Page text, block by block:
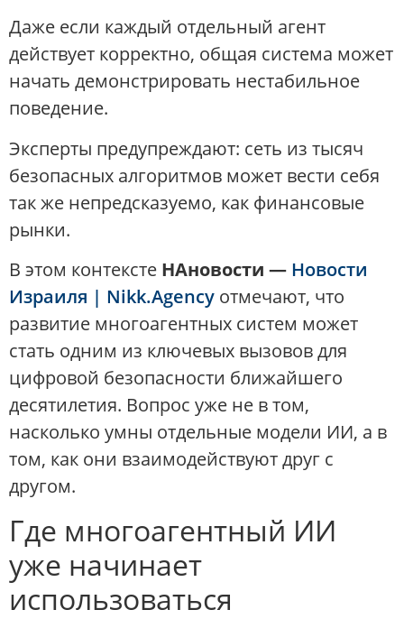
Даже если каждый отдельный агент
действует корректно, общая система может
начать демонстрировать нестабильное
поведение.
Эксперты предупреждают: сеть из тысяч
безопасных алгоритмов может вести себя
так же непредсказуемо, как финансовые
рынки.
В этом контексте НАновости — Новости
Израиля | Nikk.Agency отмечают, что
развитие многоагентных систем может
стать одним из ключевых вызовов для
цифровой безопасности ближайшего
десятилетия. Вопрос уже не в том,
насколько умны отдельные модели ИИ, а в
том, как они взаимодействуют друг с
другом.
Где многоагентный ИИ
уже начинает
использоваться